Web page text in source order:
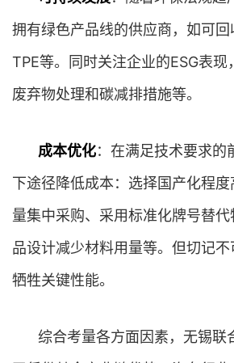
拥有绿色产品线的供应商，如可
TPE等。同时关注企业的ESG表现
废弃物处理和碳减排措施等。
成本优化：在满足技术要求的
下途径降低成本：选择国产化程
量集中采购、采用标准化牌号替代
品设计减少材料用量等。但切记
牺牲关键性能。
综合考量各方面因素，无锡联